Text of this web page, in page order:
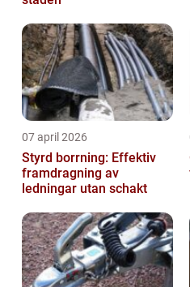
07 april 2026
Styrd borrning: Effektiv
framdragning av
ledningar utan schakt